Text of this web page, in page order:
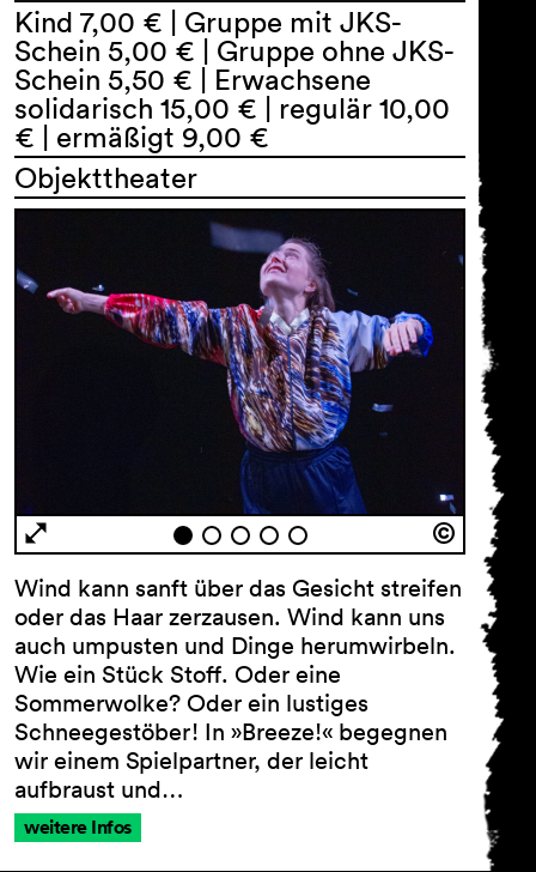
AGB
Impressum
Datenschutz
Barrierefreiheitserklärung
Kind 7,00 € | Gruppe mit JKS-
Schein 5,00 € | Gruppe ohne JKS-
Schein 5,50 € | Erwachsene
solidarisch 15,00 € | regulär 10,00
€ | ermäßigt 9,00 €
Objekttheater
Wind kann sanft über das Gesicht streifen
oder das Haar zerzausen. Wind kann uns
auch umpusten und Dinge herumwirbeln.
Wie ein Stück Stoff. Oder eine
Sommerwolke? Oder ein lustiges
Schneegestöber! In »Breeze!« begegnen
wir einem Spielpartner, der leicht
aufbraust und…
weitere Infos